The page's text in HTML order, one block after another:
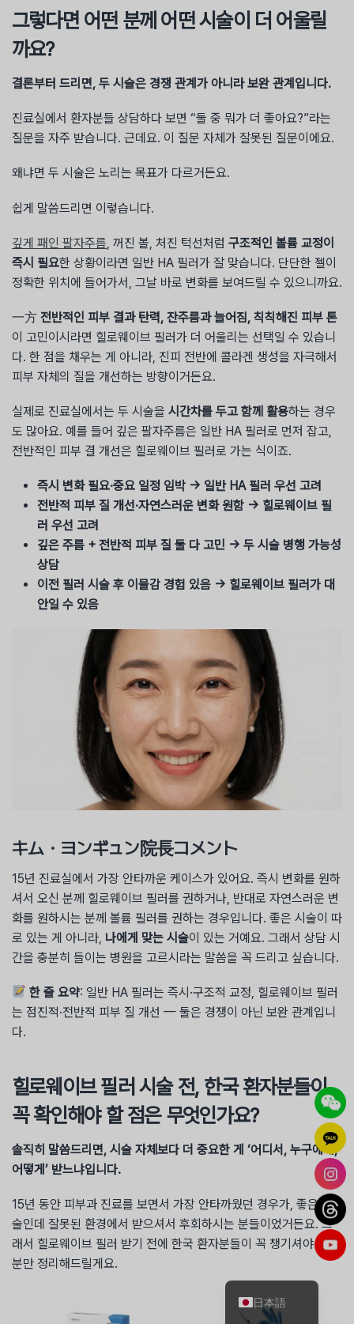
그렇다면 어떤 분께 어떤 시술이 더 어울릴
까요?
결론부터 드리면, 두 시술은 경쟁 관계가 아니라 보완 관계입니다.
진료실에서 환자분들 상담하다 보면 “둘 중 뭐가 더 좋아요?”라는
질문을 자주 받습니다. 근데요. 이 질문 자체가 잘못된 질문이에요.
왜냐면 두 시술은 노리는 목표가 다르거든요.
쉽게 말씀드리면 이렇습니다.
깊게 패인 팔자주름 , 꺼진 볼, 처진 턱선처럼 구조적인 볼륨 교정이
즉시 필요한 상황이라면 일반 HA 필러가 잘 맞습니다. 단단한 젤이
정확한 위치에 들어가서, 그날 바로 변화를 보여드릴 수 있으니까요.
一方 전반적인 피부 결과 탄력, 잔주름과 늘어짐, 칙칙해진 피부 톤
이 고민이시라면 힐로웨이브 필러가 더 어울리는 선택일 수 있습니
다. 한 점을 채우는 게 아니라, 진피 전반에 콜라겐 생성을 자극해서
피부 자체의 질을 개선하는 방향이거든요.
실제로 진료실에서는 두 시술을 시간차를 두고 함께 활용하는 경우
도 많아요. 예를 들어 깊은 팔자주름은 일반 HA 필러로 먼저 잡고,
전반적인 피부 결 개선은 힐로웨이브 필러로 가는 식이죠.
즉시 변화 필요·중요 일정 임박 → 일반 HA 필러 우선 고려
전반적 피부 질 개선·자연스러운 변화 원함 → 힐로웨이브 필
러 우선 고려
깊은 주름 + 전반적 피부 질 둘 다 고민 → 두 시술 병행 가능성
상담
이전 필러 시술 후 이물감 경험 있음 → 힐로웨이브 필러가 대
안일 수 있음
キム・ヨンギュン院長コメント
15년 진료실에서 가장 안타까운 케이스가 있어요. 즉시 변화를 원하
셔서 오신 분께 힐로웨이브 필러를 권하거나, 반대로 자연스러운 변
화를 원하시는 분께 볼륨 필러를 권하는 경우입니다. 좋은 시술이 따
로 있는 게 아니라, 나에게 맞는 시술이 있는 거예요. 그래서 상담 시
간을 충분히 들이는 병원을 고르시라는 말씀을 꼭 드리고 싶습니다.
한 줄 요약: 일반 HA 필러는 즉시·구조적 교정, 힐로웨이브 필러
는 점진적·전반적 피부 질 개선 — 둘은 경쟁이 아닌 보완 관계입니
다.
힐로웨이브 필러 시술 전, 한국 환자분들이
꼭 확인해야 할 점은 무엇인가요?
솔직히 말씀드리면, 시술 자체보다 더 중요한 게 ‘어디서, 누구에게,
어떻게’ 받느냐입니다.
15년 동안 피부과 진료를 보면서 가장 안타까웠던 경우가, 좋은 시
술인데 잘못된 환경에서 받으셔서 후회하시는 분들이었거든요. 그
래서 힐로웨이브 필러 받기 전에 한국 환자분들이 꼭 챙기셔야 할 부
분만 정리해드릴게요.
日本語
English
简体中文